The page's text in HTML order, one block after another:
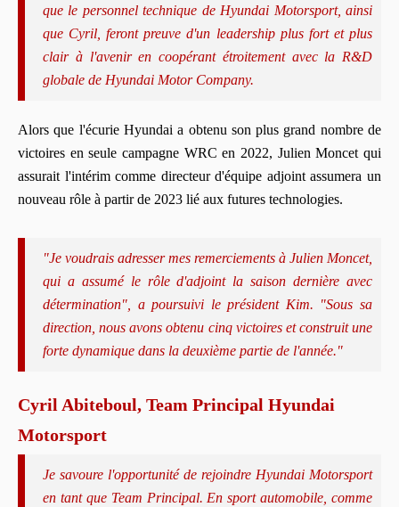
que le personnel technique de Hyundai Motorsport, ainsi
que Cyril, feront preuve d'un leadership plus fort et plus
clair à l'avenir en coopérant étroitement avec la R&D
globale de Hyundai Motor Company.
Alors que l'écurie Hyundai a obtenu son plus grand nombre de
victoires en seule campagne WRC en 2022, Julien Moncet qui
assurait l'intérim comme directeur d'équipe adjoint assumera un
nouveau rôle à partir de 2023 lié aux futures technologies.
"Je voudrais adresser mes remerciements à Julien Moncet,
qui a assumé le rôle d'adjoint la saison dernière avec
détermination", a poursuivi le président Kim. "Sous sa
direction, nous avons obtenu cinq victoires et construit une
forte dynamique dans la deuxième partie de l'année."
Cyril Abiteboul, Team Principal Hyundai
Motorsport
Je savoure l'opportunité de rejoindre Hyundai Motorsport
en tant que Team Principal. En sport automobile, comme